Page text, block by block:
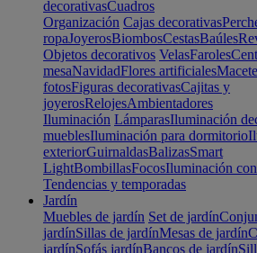
decorativasCuadros
Organización Cajas decorativas
ropaJoyerosBiombosCestasBaúles
Objetos decorativos VelasFaroles
mesaNavidadFlores artificiales
fotosFiguras decorativasCajitas y
joyerosRelojesAmbientadores
Iluminación LámparasIluminación
mueblesIluminación para dormitorio
exteriorGuirnaldasBalizasSmart
LightBombillasFocosIluminación
Tendencias y temporadas
Jardín
Muebles de jardín Set de jardín
jardínSillas de jardínMesas de jardín
jardínSofás jardínBancos de jardín